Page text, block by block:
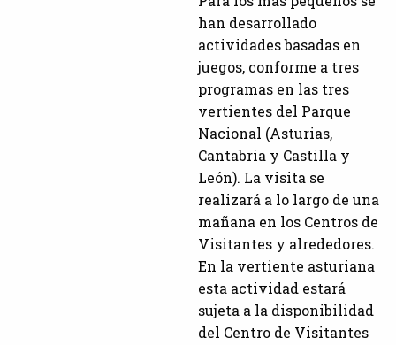
han desarrollado
actividades basadas en
juegos, conforme a tres
programas en las tres
vertientes del Parque
Nacional (Asturias,
Cantabria y Castilla y
León). La visita se
realizará a lo largo de una
mañana en los Centros de
Visitantes y alrededores.
En la vertiente asturiana
esta actividad estará
sujeta a la disponibilidad
del Centro de Visitantes